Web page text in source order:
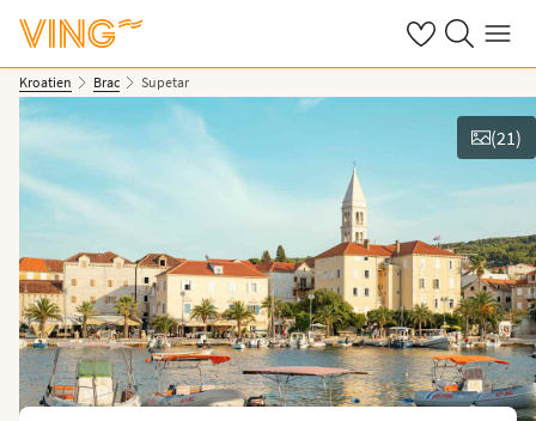
Se dinaSök på ving.se
Meny
Kroatien Brac Supetar
Se bilder
(21)